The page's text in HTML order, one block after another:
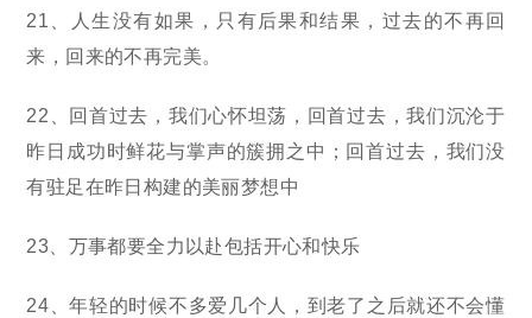
21、人生没有如果，只有后果和结果，过去的不再回
来，回来的不再完美。
22、回首过去，我们心怀坦荡，回首过去，我们沉沦于
昨日成功时鲜花与掌声的簇拥之中；回首过去，我们没
有驻足在昨日构建的美丽梦想中
23、万事都要全力以赴包括开心和快乐
24、年轻的时候不多爱几个人，到老了之后就还不会懂